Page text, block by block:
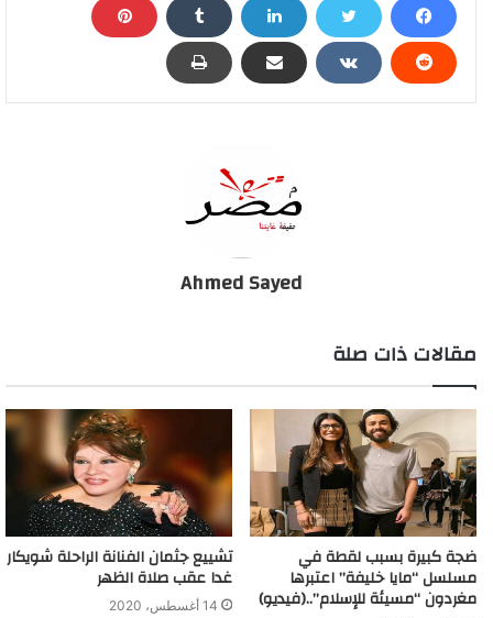
النقابة صوت جيد دون سلوك محترم، وهو امر معروف ومأخوذ به في
كل النقابات
وأوضح طارق مرتضي أن النقابة ليس بها شعبة للمهرجانات ولن يكون
طبقا للقانون واللائحة المنظمة للعمل النقابي.
يوتيوب يحذف أغنية "عود البطل" لـ حسن شاكوش وعمر
كمال بعد 6 ملايين مشاهدةAhmed Sayed
مقالات ذات صلة
ضجة كبيرة بسبب لقطة في
مسلسل “مايا خليفة” اعتبرها
مغردون “مسيئة للإسلام”..(فيديو)
تشييع جثمان الفنانة الراحلة شويكار
غدا عقب صلاة الظهر
14 أغسطس، 2020